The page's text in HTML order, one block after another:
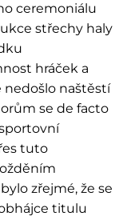
ceremoniálu
střechy haly
hráček a
naštěstí
se de facto
tuto
zřejmé, že se
titulu